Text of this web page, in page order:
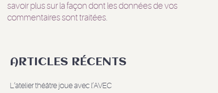
savoir plus sur la façon dont les données de vos
commentaires sont traitées
ARTICLES RÉCENTS
L’atelier théâtre joue avec l’AVEC